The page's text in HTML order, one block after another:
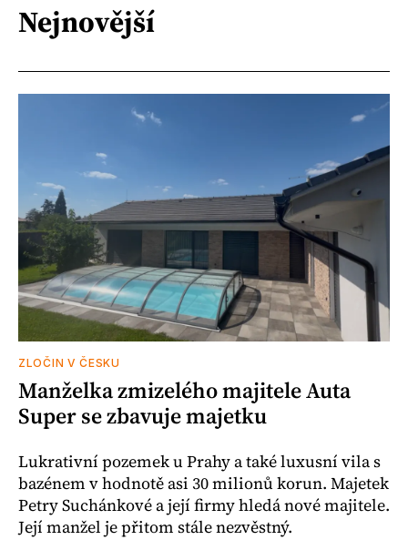
Nejnovější
ZLOČIN V ČESKU
Manželka zmizelého majitele Auta
Super se zbavuje majetku
Lukrativní pozemek u Prahy a také luxusní vila s
bazénem v hodnotě asi 30 milionů korun. Majetek
Petry Suchánkové a její firmy hledá nové majitele.
Její manžel je přitom stále nezvěstný.